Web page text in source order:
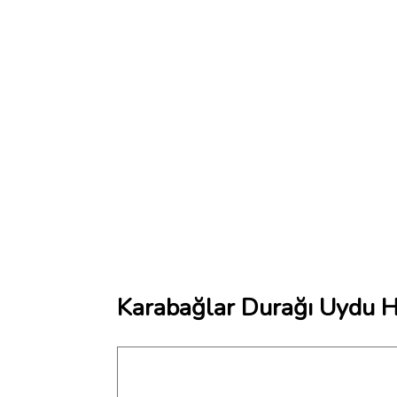
Karabağlar Durağı Uydu